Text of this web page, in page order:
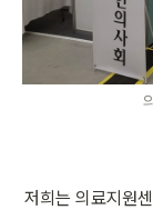
저희는 의료지원